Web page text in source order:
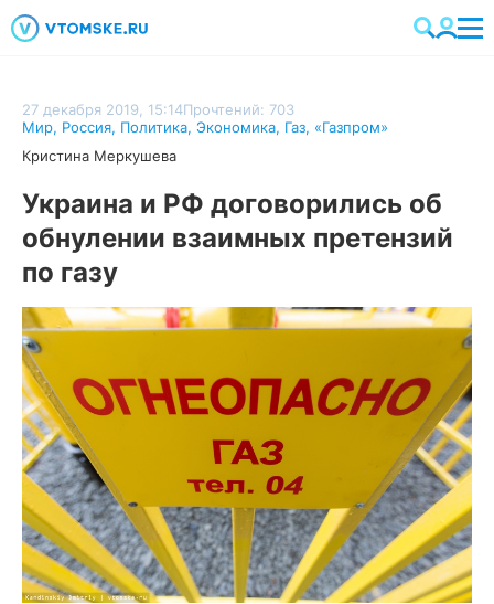
27 декабря 2019, 15:14Прочтений: 703
Мир, Россия, Политика, Экономика, Газ, «Газпром»
Кристина Меркушева
Украина и РФ договорились об
обнулении взаимных претензий
по газу